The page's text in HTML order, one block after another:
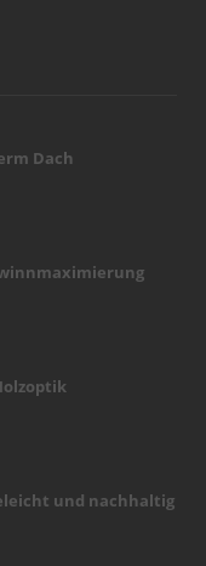
Dach
und nachhaltig